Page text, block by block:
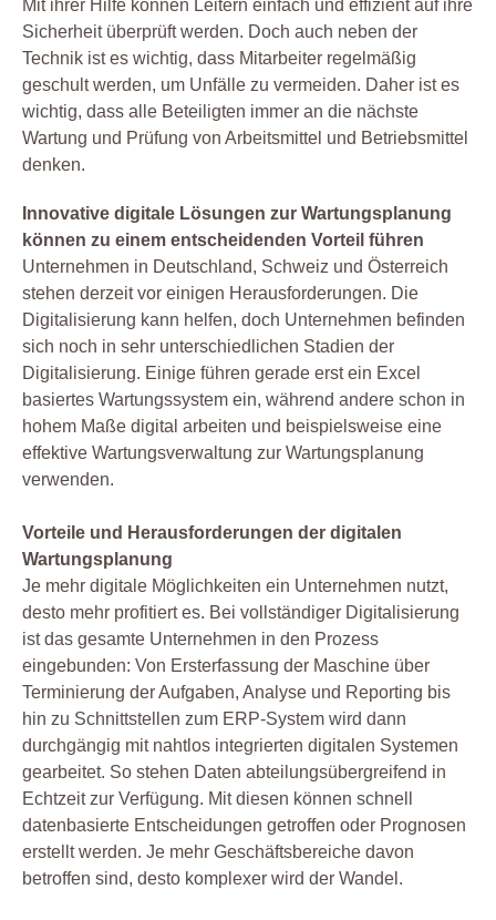
Mit ihrer Hilfe können Leitern einfach und effizient auf ihre
Sicherheit überprüft werden. Doch auch neben der
Technik ist es wichtig, dass Mitarbeiter regelmäßig
geschult werden, um Unfälle zu vermeiden. Daher ist es
wichtig, dass alle Beteiligten immer an die nächste
Wartung und Prüfung von Arbeitsmittel und Betriebsmittel
denken.
Innovative digitale Lösungen zur Wartungsplanung
können zu einem entscheidenden Vorteil führen
Unternehmen in Deutschland, Schweiz und Österreich
stehen derzeit vor einigen Herausforderungen. Die
Digitalisierung kann helfen, doch Unternehmen befinden
sich noch in sehr unterschiedlichen Stadien der
Digitalisierung. Einige führen gerade erst ein Excel
basiertes Wartungssystem ein, während andere schon in
hohem Maße digital arbeiten und beispielsweise eine
effektive Wartungsverwaltung zur Wartungsplanung
verwenden.
Vorteile und Herausforderungen der digitalen
Wartungsplanung
Je mehr digitale Möglichkeiten ein Unternehmen nutzt,
desto mehr profitiert es. Bei vollständiger Digitalisierung
ist das gesamte Unternehmen in den Prozess
eingebunden: Von Ersterfassung der Maschine über
Terminierung der Aufgaben, Analyse und Reporting bis
hin zu Schnittstellen zum ERP-System wird dann
durchgängig mit nahtlos integrierten digitalen Systemen
gearbeitet. So stehen Daten abteilungsübergreifend in
Echtzeit zur Verfügung. Mit diesen können schnell
datenbasierte Entscheidungen getroffen oder Prognosen
erstellt werden. Je mehr Geschäftsbereiche davon
betroffen sind, desto komplexer wird der Wandel.